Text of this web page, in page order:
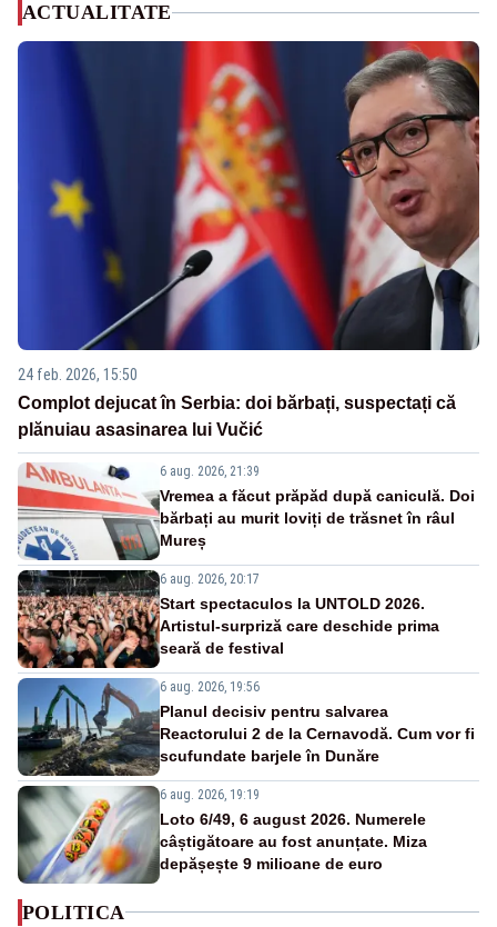
ACTUALITATE
24 feb. 2026, 15:50
Complot dejucat în Serbia: doi bărbați, suspectați că
plănuiau asasinarea lui Vučić
6 aug. 2026, 21:39
Vremea a făcut prăpăd după caniculă. Doi
bărbați au murit loviți de trăsnet în râul
Mureș
6 aug. 2026, 20:17
Start spectaculos la UNTOLD 2026.
Artistul-surpriză care deschide prima
seară de festival
6 aug. 2026, 19:56
Planul decisiv pentru salvarea
Reactorului 2 de la Cernavodă. Cum vor fi
scufundate barjele în Dunăre
6 aug. 2026, 19:19
Loto 6/49, 6 august 2026. Numerele
câștigătoare au fost anunțate. Miza
depășește 9 milioane de euro
POLITICA